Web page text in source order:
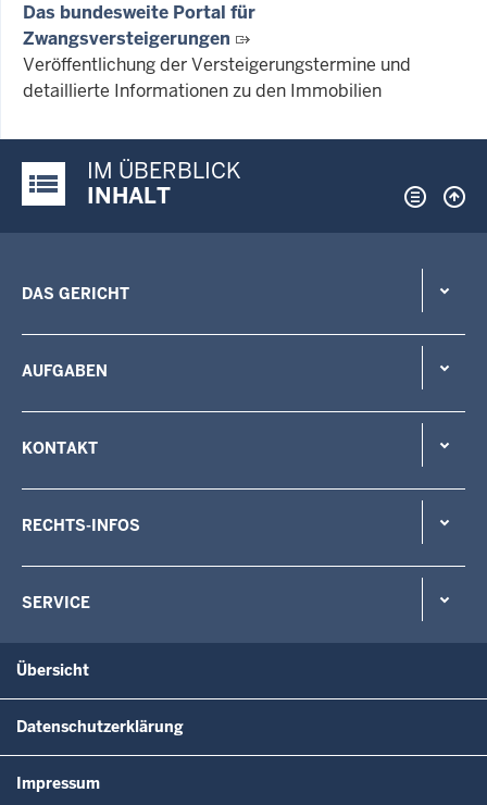
Das bundesweite Portal für
Zwangsversteigerungen
Veröffentlichung der Versteigerungstermine und
detaillierte Informationen zu den Immobilien
Justiz-Portal im Überblick:
IM ÜBERBLICK
INHALT
DAS GERICHT
AUFGABEN
KONTAKT
RECHTS-INFOS
SERVICE
Übersicht
Datenschutzerklärung
Impressum